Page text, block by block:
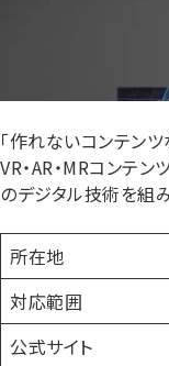
「作れないコンテン
VR・AR・MRコンテ
のデジタル技術を組
所在地
対応範囲
公式サイト